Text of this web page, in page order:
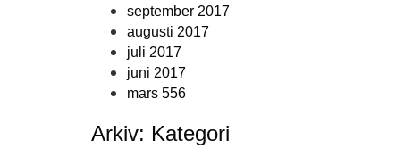
september 2017
augusti 2017
juli 2017
juni 2017
mars 556
Arkiv: Kategori